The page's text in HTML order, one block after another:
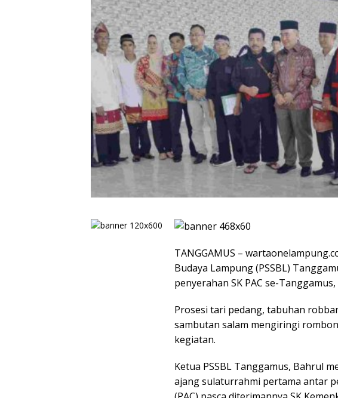
TANGGAMUS –
Budaya Lampung (PSSBL)
penyerahan SK PAC se-
Prosesi tari pedang, tabuhan
sambutan salam mengiringi
kegiatan.
Ketua PSSBL Tanggamus, Bahrul
ajang sulaturrahmi pertama antar